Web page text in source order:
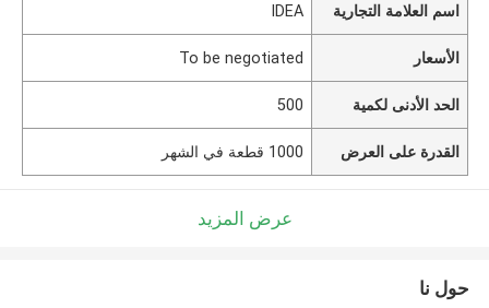
اسم العلامة التجارية IDEA
الأسعار To be negotiated
الحد الأدنى لكمية 500
القدرة على العرض 1000 قطعة في الشهر
عرض المزيد
حول نا